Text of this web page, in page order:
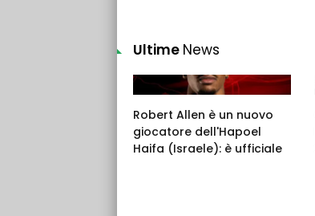
Ultime News
Robert Allen è un nuovo
giocatore dell'Hapoel
Haifa (Israele): è ufficiale